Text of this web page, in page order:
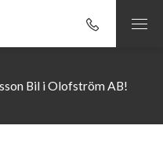
Bil i Olofström AB!